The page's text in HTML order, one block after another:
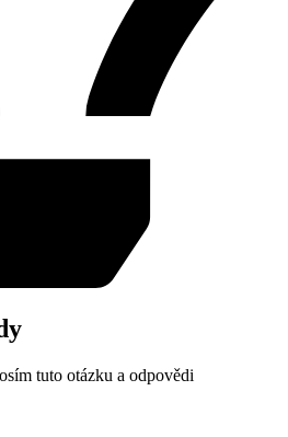
tuto otázku a odpovědi